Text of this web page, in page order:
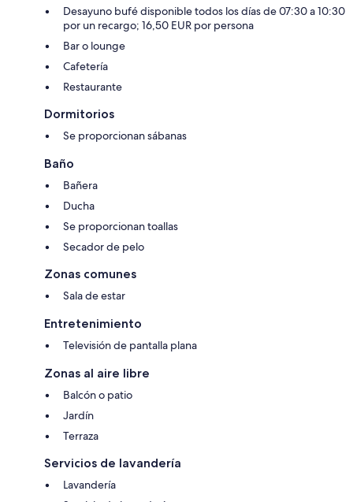
Desayuno bufé disponible todos los días de 07:30 a 10:30
por un recargo; 16,50 EUR por persona
Bar o lounge
Cafetería
Restaurante
Dormitorios
Se proporcionan sábanas
Baño
Bañera
Ducha
Se proporcionan toallas
Secador de pelo
Zonas comunes
Sala de estar
Entretenimiento
Televisión de pantalla plana
Zonas al aire libre
Balcón o patio
Jardín
Terraza
Servicios de lavandería
Lavandería